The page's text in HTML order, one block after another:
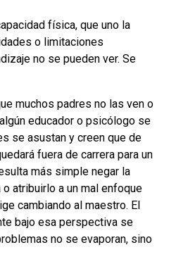
física, que uno la
o limitaciones
no se pueden ver. Se
muchos padres no las ven o
educador o psicólogo se
se asustan y creen que de
fuera de carrera para un
más simple negar la
atribuirlo a un mal enfoque
cambiando al maestro. El
bajo esa perspectiva se
no se evaporan, sino